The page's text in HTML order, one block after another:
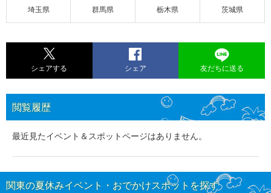
埼玉県 群馬県 栃木県 茨城県
シェアする シェア 友だちに送る
閲覧履歴
最近見たイベント＆スポットページはありません。
関東の夏休みイベント・おでかけスポットを探す